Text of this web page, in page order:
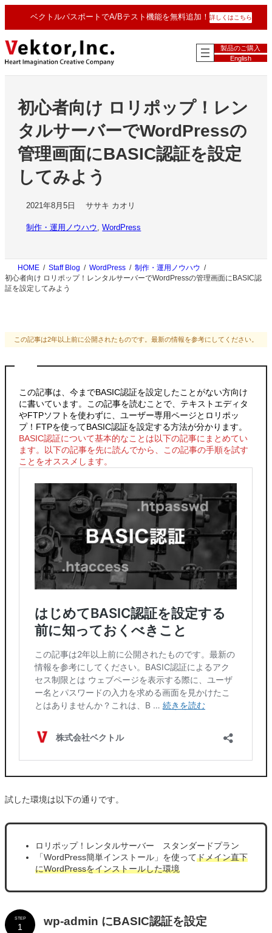
を
ス
キ
ッ
ベクトルパスポートでA/Bテスト機能を無料追加！ 詳しくはこちら
製品のご購入
English
初心者向け ロリポップ！レン
タルサーバーでWordPressの
管理画面にBASIC認証を設定
してみよう
2021年8月5日 ササキ カオリ
制作・運用ノウハウ , WordPress
HOME Staff Blog WordPress
制作・運用ノウハウ
初心者向け ロリポップ！レンタルサーバーでWordPressの管理画面にBASIC認
証を設定してみよう
この記事は2年以上前に公開されたものです。最新の情報を参考にしてください。
この記事は、今までBASIC認証を設定したことがない方向け
に書いています。この記事を読むことで、テキストエディタ
やFTPソフトを使わずに、ユーザー専用ページとロリポッ
プ！FTPを使ってBASIC認証を設定する方法が分かります。
BASIC認証について基本的なことは以下の記事にまとめてい
ます。以下の記事を先に読んでから、この記事の手順を試す
ことをオススメします。
試した環境は以下の通りです。
ロリポップ！レンタルサーバー スタンダードプラン
「WordPress簡単インストール」を使ってドメイン直下
にWordPressをインストールした環境
wp-admin にBASIC認証を設定
STEP
1